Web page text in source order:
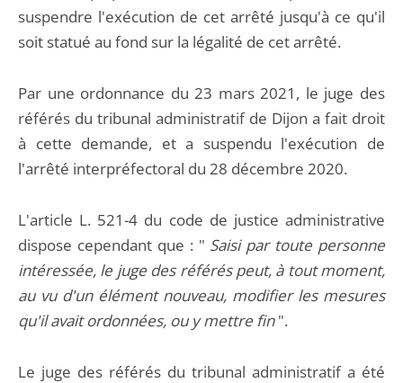
suspendre l'exécution de cet arrêté jusqu'à ce qu'il
soit statué au fond sur la légalité de cet arrêté.
Par une ordonnance du 23 mars 2021, le juge des
référés du tribunal administratif de Dijon a fait droit
à cette demande, et a suspendu l'exécution de
l'arrêté interpréfectoral du 28 décembre 2020.
L'article L. 521-4 du code de justice administrative
dispose cependant que : " Saisi par toute personne
intéressée, le juge des référés peut, à tout moment,
au vu d'un élément nouveau, modifier les mesures
qu'il avait ordonnées, ou y mettre fin".
Le juge des référés du tribunal administratif a été